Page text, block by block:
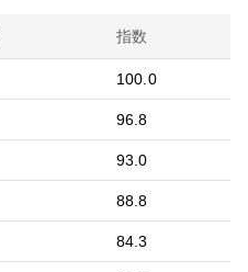
指数
100.0
96.8
93.0
88.8
84.3